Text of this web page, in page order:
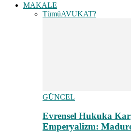
MAKALE
TümüAVUKAT?
GÜNCEL
Evrensel Hukuka
Emperyalizm: